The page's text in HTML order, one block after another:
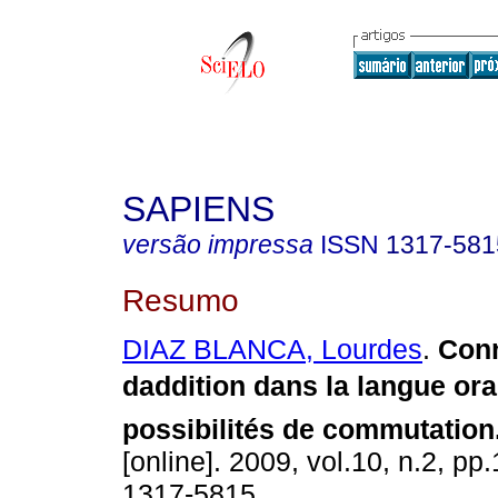
SAPIENS
versão impressa ISSN 1317-
Resumo
DIAZ BLANCA, Lourdes.
daddition dans la langue
possibilités de commutation
[online]. 2009, vol.10, n.2,